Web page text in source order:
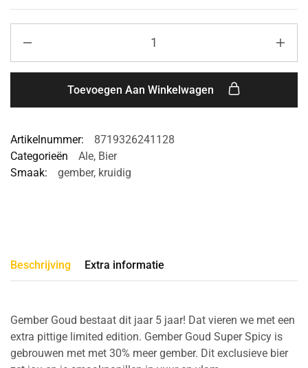
Toevoegen Aan Winkelwagen
Artikelnummer:
8719326241128
Categorieën
Ale, Bier
Smaak:
gember, kruidig
Beschrijving Extra informatie
Gember Goud bestaat dit jaar 5 jaar! Dat vieren we met een
extra pittige limited edition. Gember Goud Super Spicy is
gebrouwen met met 30% meer gember. Dit exclusieve bier